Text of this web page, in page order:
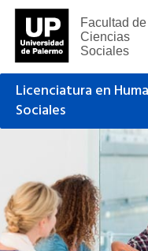
Facultad de
Ciencias
Sociales
Licenciatura en
Sociales